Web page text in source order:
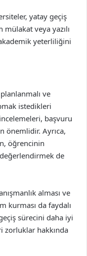
yatay geçiş
veya yazılı
yeterliliğini
ve
istedikleri
başvuru
önemlidir. Ayrıca,
öğrencinin
de
alması ve
kurması da faydalı
sürecini daha iyi
zorluklar hakkında